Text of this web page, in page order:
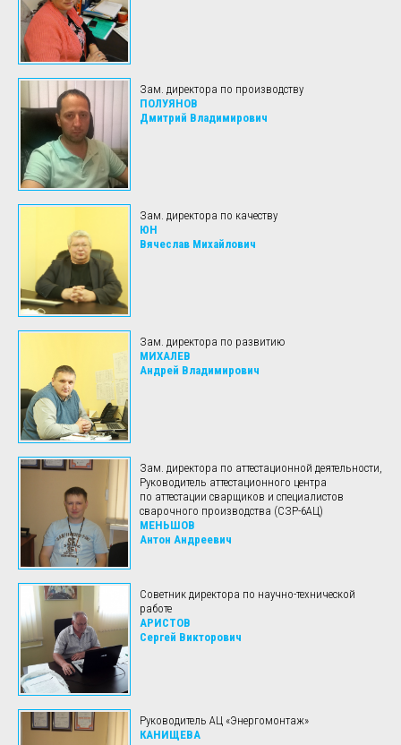
Зам. директора по производству
ПОЛУЯНОВ
Дмитрий Владимирович
Зам. директора по качеству
ЮН
Вячеслав Михайлович
Зам. директора по развитию
МИХАЛЕВ
Андрей Владимирович
Зам. директора по аттестационной деятельности,
Руководитель аттестационного центра
по аттестации сварщиков и специалистов
сварочного производства (СЗР-6АЦ)
МЕНЬШОВ
Антон Андреевич
Советник директора по научно-технической
работе
АРИСТОВ
Сергей Викторович
Руководитель АЦ «Энергомонтаж»
КАНИЩЕВА